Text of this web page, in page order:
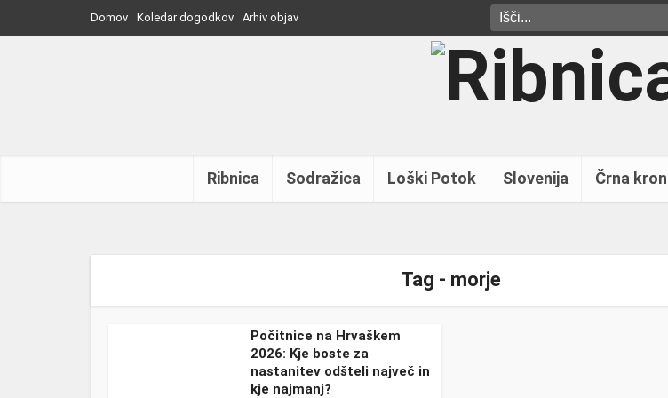
Domov Koledar dogodkov Arhiv objav
Ribnica Sodražica Loški Potok Slovenija Črna
Tag - morje
Počitnice na Hrvaškem
2026: Kje boste za
nastanitev odšteli največ in
kje najmanj?